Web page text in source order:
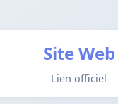
Site Web
Lien officiel